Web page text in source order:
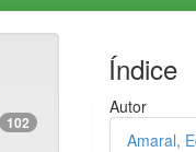
102
Índice
Autor
Amaral,